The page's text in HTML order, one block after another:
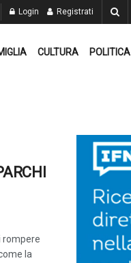
Login Registrati
CULTURA POLITICA
rompere
la